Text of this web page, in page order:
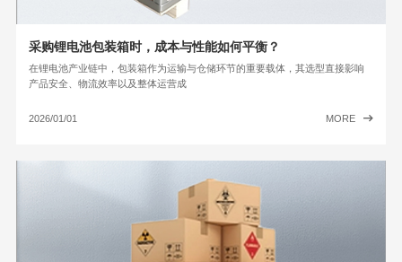
采购锂电池包装箱时，成本与性能如何平衡？
在锂电池产业链中，包装箱作为运输与仓储环节的重要载体，其选型直接影响
产品安全、物流效率以及整体运营成
2026/01/01 MORE